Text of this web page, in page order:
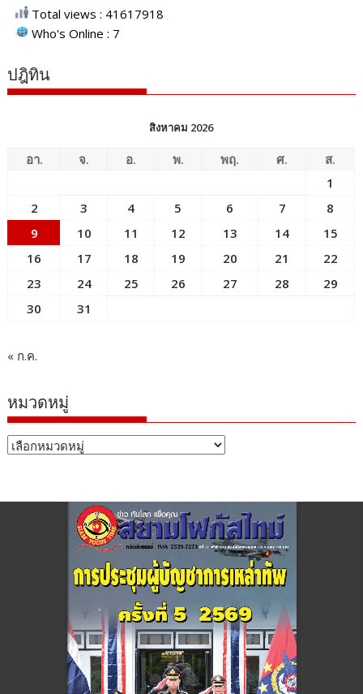
Total views : 41617918
Who's Online : 7
ปฎิทิน
สิงหาคม 2026
อา. จ. อ. พ. พฤ. ศ.
ส.
1
2
3 4 5 6 7
8
9
10 11 12 13 14
15
16
17 18 19 20 21
22
23
24 25 26 27 28
29
30
31
« ก.ค.
หมวดหมู่
หมวด